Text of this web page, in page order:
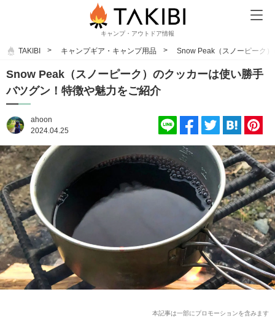
キャンプ・アウトドア情報
TAKIBI キャンプギア・キャンプ用品 Snow Peak（スノーピーク
Snow Peak（スノーピーク）のクッカーは使い勝手
バツグン！特徴や魅力をご紹介
ahoon
2024.04.25
本記事は一部にプロモーションを含みます